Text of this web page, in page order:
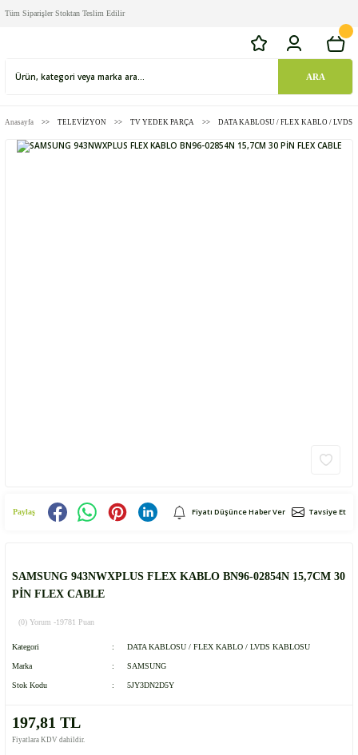
Tüm Siparişler Stoktan Teslim Edilir
ARA
Anasayfa TELEVİZYON TV YEDEK PARÇA DATA KABLOSU / FLEX KABLO / LVDS
Paylaş Fiyatı Düşünce Haber Ver Tavsiye Et
SAMSUNG 943NWXPLUS FLEX KABLO BN96-02854N 15,7CM 30
PİN FLEX CABLE
(0) Yorum -19781 Puan
Kategori DATA KABLOSU / FLEX KABLO / LVDS KABLOSU
Marka SAMSUNG
Stok Kodu 5JY3DN2D5Y
197,81 TL
Fiyatlara KDV dahildir.